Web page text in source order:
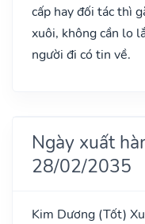
cấp hay đối tác thì
xuôi, không cần lo
người đi có tin về.
Ngày xuất
28/02/2035
Kim Dương (Tốt)